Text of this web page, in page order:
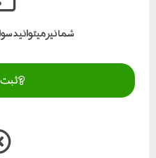
شما نیز میتوانید